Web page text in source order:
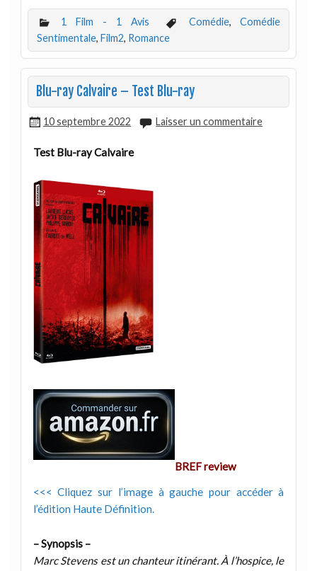
1 Film - 1 Avis Comédie,Comédie
Sentimentale, Film2, Romance
Blu-ray Calvaire – Test Blu-ray
10 septembre 2022 Laisser un commentaire
Test Blu-ray Calvaire
BREF review
<<< Cliquez sur l’image à gauche pour accéder à
l’édition Haute Définition.
– Synopsis –
Marc Stevens est un chanteur itinérant. À l’hospice, le